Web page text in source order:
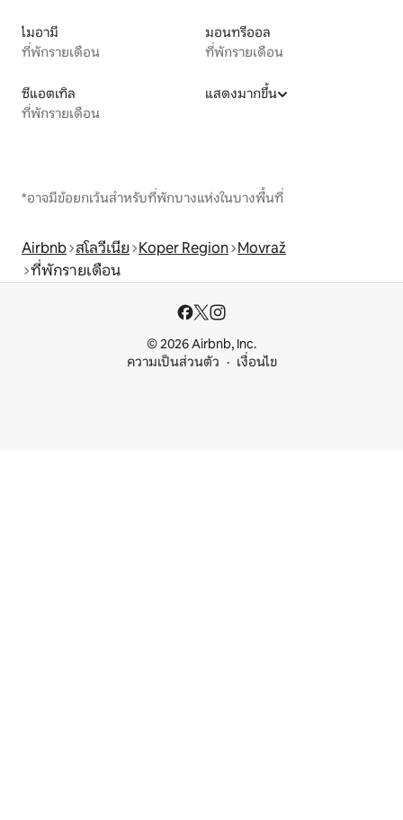
ไมอามี
ที่พักรายเดือน
มอนทรีออล
ที่พักรายเดือน
ซีแอตเทิล
ที่พักรายเดือน
แสดงมากขึ้น
*อาจมีข้อยกเว้นสำหรับที่พักบางแห่งในบางพื้นที่
Airbnb สโลวีเนีย Koper Region Movraž
ที่พักรายเดือน
© 2026 Airbnb, Inc.
ความเป็นส่วนตัว
เงื่อนไข